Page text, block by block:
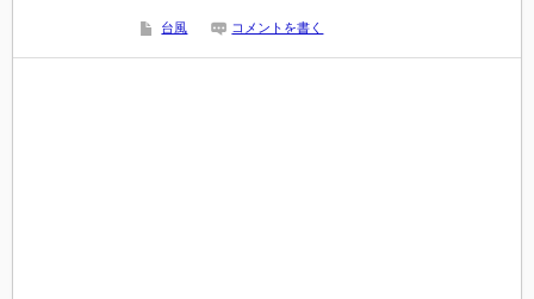
台風 コメントを書く